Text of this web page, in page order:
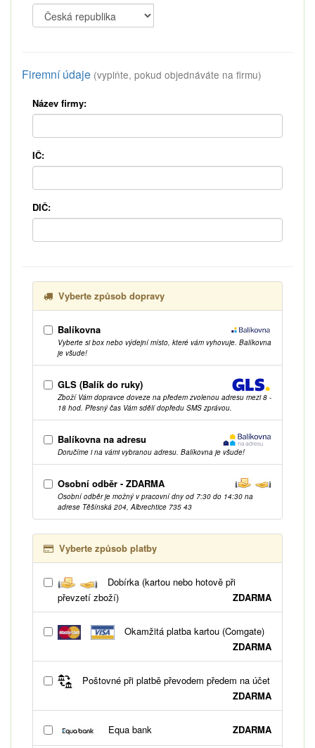
Firemní údaje (vyplňte, pokud objednáváte na firmu)
Název firmy:
IČ:
DIČ:
Vyberte způsob dopravy
Balíkovna
Vyberte si box nebo výdejní místo, které vám vyhovuje. Balíkovna
je všude!
GLS (Balík do ruky)
Zboží Vám dopravce doveze na předem zvolenou adresu mezi 8 -
18 hod. Přesný čas Vám sdělí dopředu SMS zprávou.
Balíkovna na adresu
Doručíme i na vámi vybranou adresu. Balíkovna je všude!
Osobní odběr - ZDARMA
Osobní odběr je možný v pracovní dny od 7:30 do 14:30 na
adrese Těšínská 204, Albrechtice 735 43
Vyberte způsob platby
Dobírka (kartou nebo hotově při
převzetí zboží)
ZDARMA
Okamžitá platba kartou (Comgate)
ZDARMA
Poštovné při platbě převodem předem na účet
ZDARMA
Equa bank ZDARMA